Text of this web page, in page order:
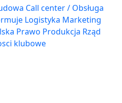
Call center / Obsługa
Logistyka Marketing
Prawo Produkcja Rząd
klubowe